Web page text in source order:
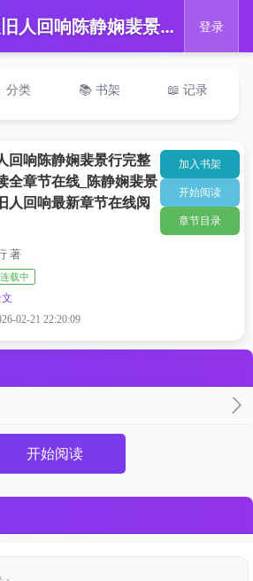
📖 回眸望旧人回响陈静娴裴景行完整版免费阅读全章节在线_陈静娴裴景行回眸望旧人回响最新章节在线阅读 登录
分类 📚 书架 📖 记录
回响陈静娴裴景行完整
全章节在线_陈静娴裴景
人回响最新章节在线阅
著
连载中
02-21 22:20:09
加入书架
开始阅读
章节目录
开始阅读